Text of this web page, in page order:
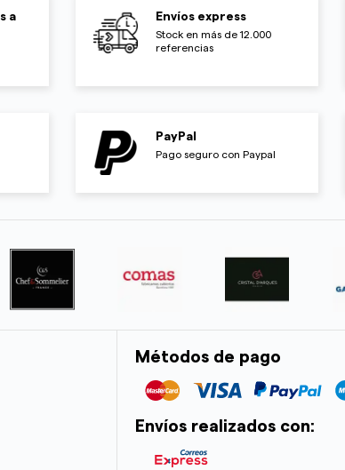
a
Envíos express
Stock en más de 12.000
referencias
PayPal
Pago seguro con Paypal
Métodos de pago
Envíos realizados con: